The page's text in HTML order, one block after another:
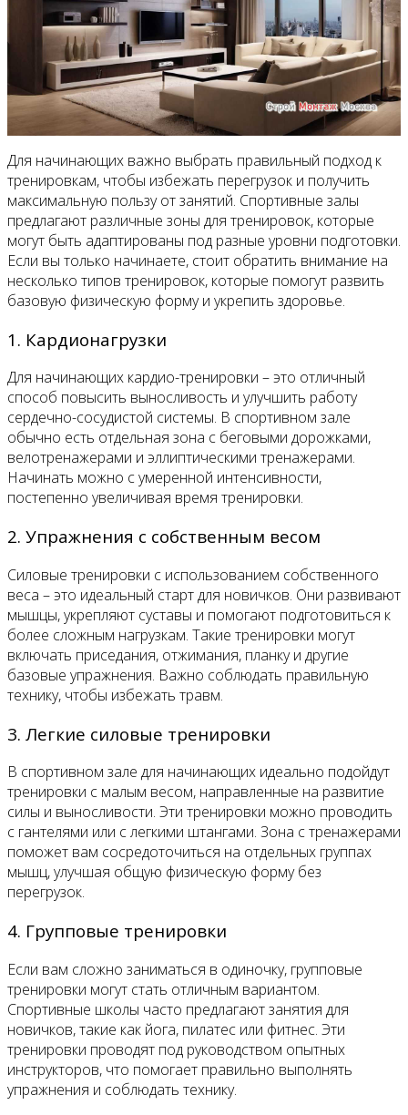
Для начинающих важно выбрать правильный подход к
тренировкам, чтобы избежать перегрузок и получить
максимальную пользу от занятий. Спортивные залы
предлагают различные зоны для тренировок, которые
могут быть адаптированы под разные уровни подготовки.
Если вы только начинаете, стоит обратить внимание на
несколько типов тренировок, которые помогут развить
базовую физическую форму и укрепить здоровье.
1. Кардионагрузки
Для начинающих кардио-тренировки – это отличный
способ повысить выносливость и улучшить работу
сердечно-сосудистой системы. В спортивном зале
обычно есть отдельная зона с беговыми дорожками,
велотренажерами и эллиптическими тренажерами.
Начинать можно с умеренной интенсивности,
постепенно увеличивая время тренировки.
2. Упражнения с собственным весом
Силовые тренировки с использованием собственного
веса – это идеальный старт для новичков. Они развивают
мышцы, укрепляют суставы и помогают подготовиться к
более сложным нагрузкам. Такие тренировки могут
включать приседания, отжимания, планку и другие
базовые упражнения. Важно соблюдать правильную
технику, чтобы избежать травм.
3. Легкие силовые тренировки
В спортивном зале для начинающих идеально подойдут
тренировки с малым весом, направленные на развитие
силы и выносливости. Эти тренировки можно проводить
с гантелями или с легкими штангами. Зона с тренажерами
поможет вам сосредоточиться на отдельных группах
мышц, улучшая общую физическую форму без
перегрузок.
4. Групповые тренировки
Если вам сложно заниматься в одиночку, групповые
тренировки могут стать отличным вариантом.
Спортивные школы часто предлагают занятия для
новичков, такие как йога, пилатес или фитнес. Эти
тренировки проводят под руководством опытных
инструкторов, что помогает правильно выполнять
упражнения и соблюдать технику.